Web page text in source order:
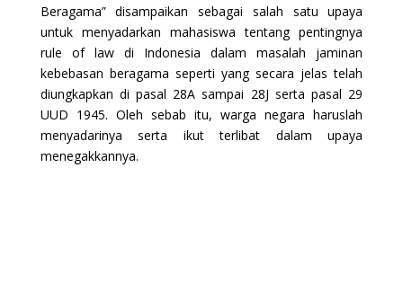
Beragama” disampaikan sebagai salah satu upaya
untuk menyadarkan mahasiswa tentang pentingnya
rule of law di Indonesia dalam masalah jaminan
kebebasan beragama seperti yang secara jelas telah
diungkapkan di pasal 28A sampai 28J serta pasal 29
UUD 1945. Oleh sebab itu, warga negara haruslah
menyadarinya serta ikut terlibat dalam upaya
menegakkannya.